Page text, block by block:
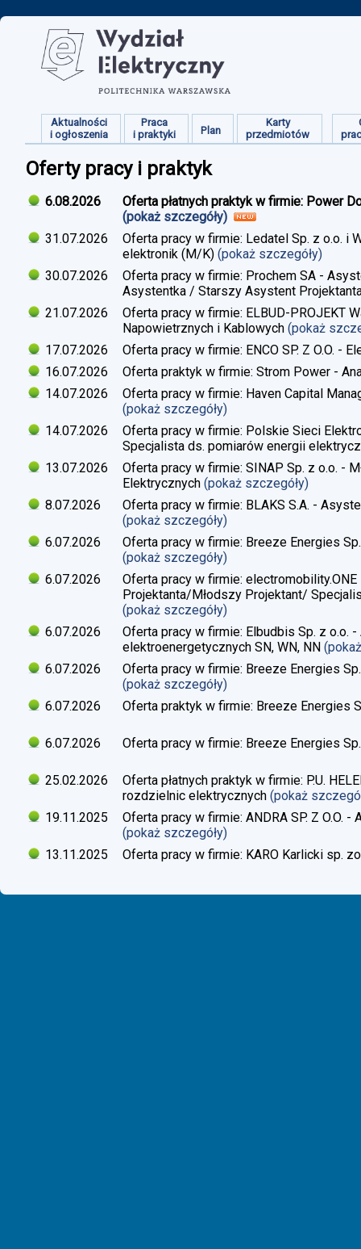
Aktualności
i ogłoszenia
Praca
i praktyki
Plan
Karty
przedmiotów
Oferty pracy i praktyk
6.08.2026
Oferta płatnych praktyk w firmie: Power
(pokaż szczegóły)
31.07.2026
Oferta pracy w firmie: Ledatel Sp. z o.o. i
elektronik (M/K) (pokaż szczegóły)
30.07.2026
Oferta pracy w firmie: Prochem SA -
Asystentka / Starszy Asystent
21.07.2026
Oferta pracy w firmie: ELBUD-PROJEKT
Napowietrznych i Kablowych (pokaż
17.07.2026
Oferta pracy w firmie: ENCO SP. Z O.O. -
16.07.2026
Oferta praktyk w firmie: Strom Power -
14.07.2026
Oferta pracy w firmie: Haven Capital
(pokaż szczegóły)
14.07.2026
Oferta pracy w firmie: Polskie Sieci
Specjalista ds. pomiarów energii
13.07.2026
Oferta pracy w firmie: SINAP Sp. z o.o. -
Elektrycznych (pokaż szczegóły)
8.07.2026
Oferta pracy w firmie: BLAKS S.A. -
(pokaż szczegóły)
6.07.2026
Oferta pracy w firmie: Breeze Energies
(pokaż szczegóły)
6.07.2026
Oferta pracy w firmie:
Projektanta/Młodszy Projektant/
(pokaż szczegóły)
6.07.2026
Oferta pracy w firmie: Elbudbis Sp. z
elektroenergetycznych SN, WN, NN
6.07.2026
Oferta pracy w firmie: Breeze Energies
(pokaż szczegóły)
6.07.2026
Oferta praktyk w firmie: Breeze Energies
6.07.2026 Oferta pracy w firmie: Breeze Energies
25.02.2026
Oferta płatnych praktyk w firmie: P.U.
rozdzielnic elektrycznych (pokaż
19.11.2025
Oferta pracy w firmie: ANDRA SP. Z O.O.
(pokaż szczegóły)
13.11.2025
Oferta pracy w firmie: KARO Karlicki sp.